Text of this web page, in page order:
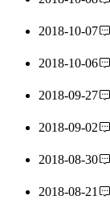
2018-10-07
2018-10-06
2018-09-27
2018-09-02
2018-08-30
2018-08-21